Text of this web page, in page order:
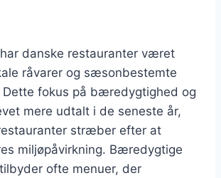
danske restauranter været
råvarer og sæsonbestemte
Dette fokus på bæredygtighed og
mere udtalt i de seneste år,
stræber efter at
miljøpåvirkning. Bæredygtige
ofte menuer, der